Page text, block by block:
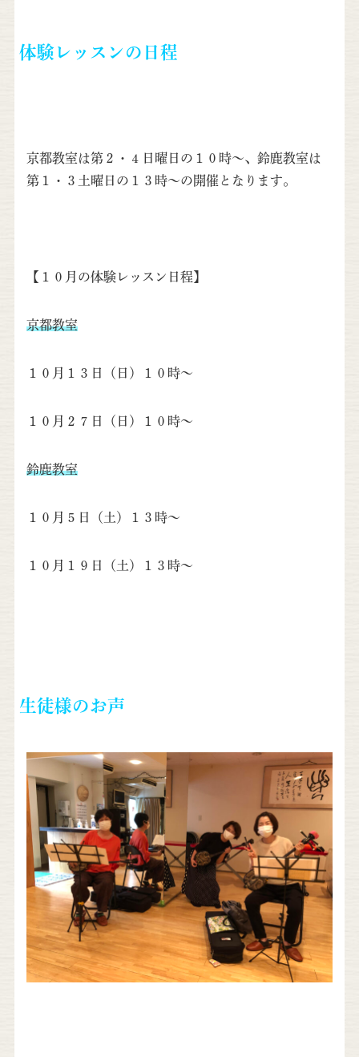
体験レッスンの日程
京都教室は第２・４日曜日の１０時〜、鈴鹿教室は
第１・３土曜日の１３時〜の開催となります。
【１０月の体験レッスン日程】
京都教室
１０月１３日（日）１０時～
１０月２７日（日）１０時～
鈴鹿教室
１０月５日（土）１３時～
１０月１９日（土）１３時～
生徒様のお声